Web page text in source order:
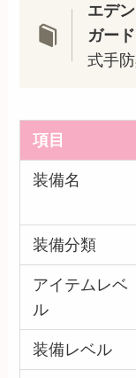
エデ
ガード
式手
項目
装備名
装備分類
アイテムレベ
ル
装備レベル